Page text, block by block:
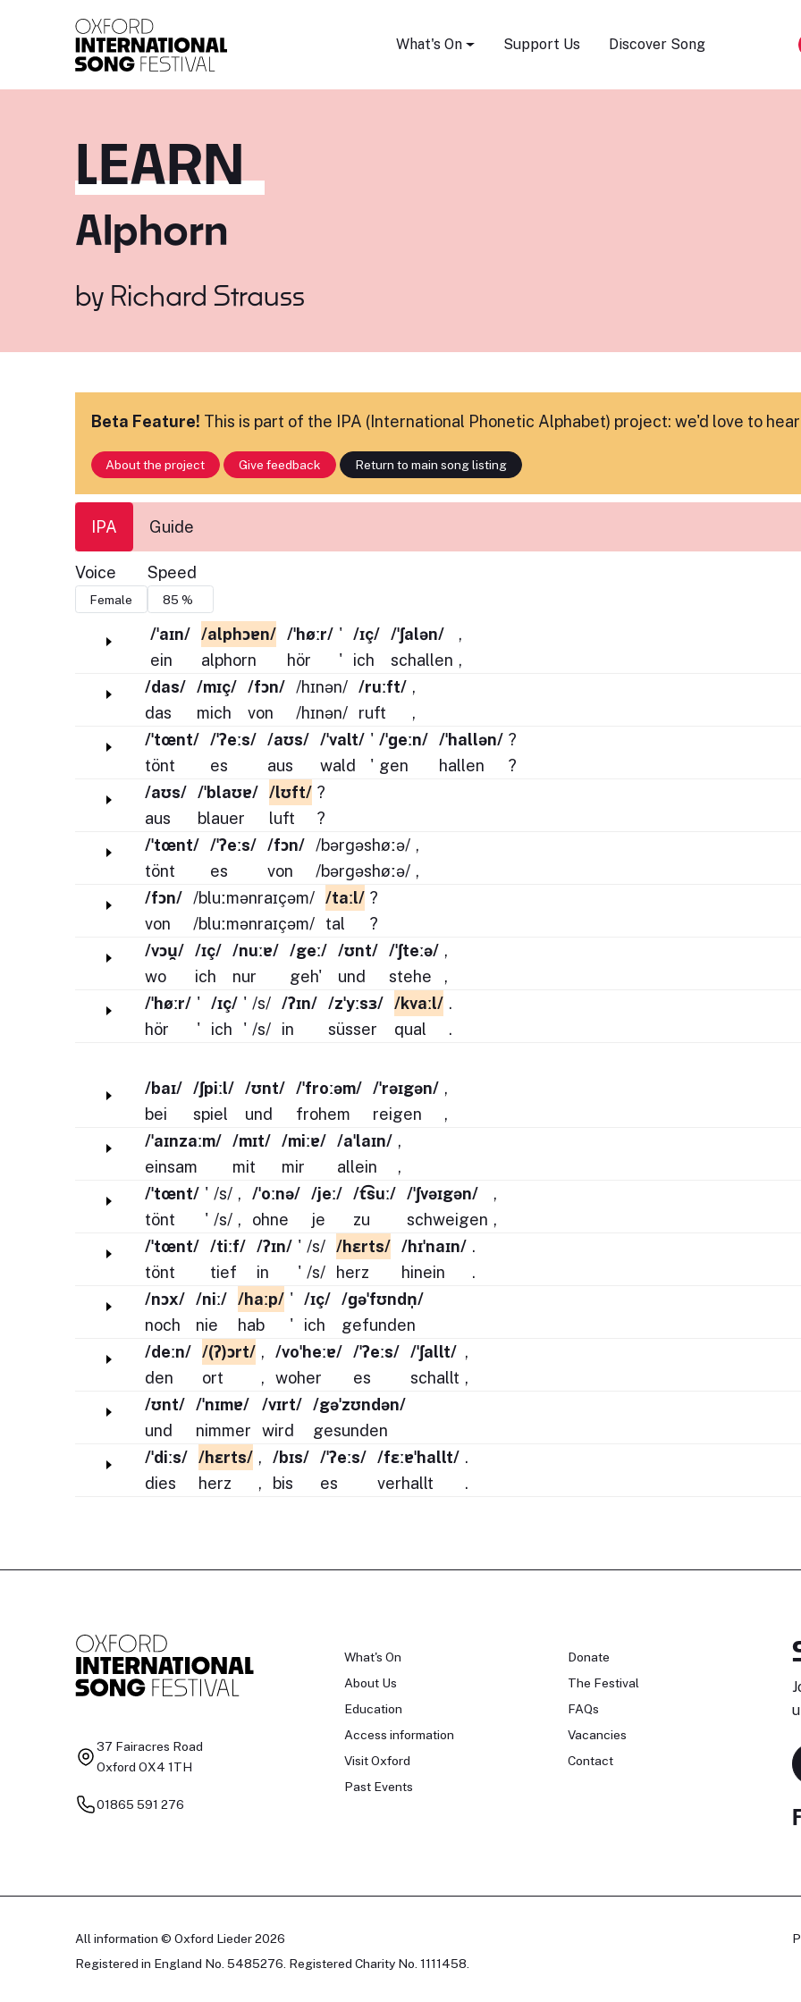
What's On Support Us Discover Song
LEARN
Alphorn
by Richard Strauss
Beta Feature! This is part of the IPA (International Phonetic Alphabet) project: we'd love to hear
About the project Give feedback Return to main song listing
IPA Guide
Voice Speed
/ˈaɪn/
ein
/alphɔɐn/
alphorn
/ˈhøːr/
hör
'
'
/ɪç/
ich
/ˈʃalən/
schallen
,
,
/das/
das
/mɪç/
mich
/fɔn/
von
/hɪnən/
/hɪnən/
/ruːft/
ruft
,
,
/ˈtœnt/
tönt
/ˈʔeːs/
es
/aʊs/
aus
/ˈvalt/
wald
'
'
/ˈɡeːn/
gen
/ˈhallən/
hallen
?
?
/aʊs/
aus
/ˈblaʊɐ/
blauer
/lʊft/
luft
?
?
/ˈtœnt/
tönt
/ˈʔeːs/
es
/fɔn/
von
/bərɡəshøːə/
/bərɡəshøːə/
,
,
/fɔn/
von
/bluːmənraɪçəm/
/bluːmənraɪçəm/
/taːl/
tal
?
?
/vɔu̯/
wo
/ɪç/
ich
/nuːɐ/
nur
/geː/
geh'
/ʊnt/
und
/ˈʃteːə/
stehe
,
,
/ˈhøːr/
hör
'
'
/ɪç/
ich
'
'
/s/
/s/
/ʔɪn/
in
/zˈyːsɜ/
süsser
/kvaːl/
qual
.
.
/baɪ/
bei
/ʃpiːl/
spiel
/ʊnt/
und
/ˈfroːəm/
frohem
/ˈrəɪgən/
reigen
,
,
/ˈaɪnzaːm/
einsam
/mɪt/
mit
/miːɐ/
mir
/aˈlaɪn/
allein
,
,
/ˈtœnt/
tönt
'
'
/s/
/s/
,
,
/ˈoːnə/
ohne
/jeː/
je
/t͡suː/
zu
/ˈʃvəɪgən/
schweigen
,
,
/ˈtœnt/
tönt
/tiːf/
tief
/ʔɪn/
in
'
'
/s/
/s/
/hɛrts/
herz
/hɪˈnaɪn/
hinein
.
.
/nɔx/
noch
/niː/
nie
/haːp/
hab
'
'
/ɪç/
ich
/ɡəˈfʊndn̩/
gefunden
/deːn/
den
/(ʔ)ɔrt/
ort
,
,
/voˈheːɐ/
woher
/ˈʔeːs/
es
/ˈʃallt/
schallt
,
,
/ʊnt/
und
/ˈnɪmɐ/
nimmer
/vɪrt/
wird
/gəˈzʊndən/
gesunden
/ˈdiːs/
dies
/hɛrts/
herz
,
,
/bɪs/
bis
/ˈʔeːs/
es
/fɛːɐˈhallt/
verhallt
.
.
37 Fairacres Road
Oxford OX4 1TH
01865 591 276
What's On
About Us
Education
Access information
Visit Oxford
Past Events
Donate
The Festival
FAQs
Vacancies
Contact
All information © Oxford Lieder 2026
Registered in England No. 5485276. Registered Charity No. 1111458.